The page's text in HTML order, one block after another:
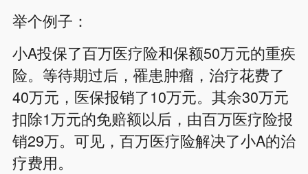
举个例子：
小A投保了百万医疗险和保额50万元的重疾
险。等待期过后，罹患肿瘤，治疗花费了
40万元，医保报销了10万元。其余30万元
扣除1万元的免赔额以后，由百万医疗险报
销29万。可见，百万医疗险解决了小A的治
疗费用。